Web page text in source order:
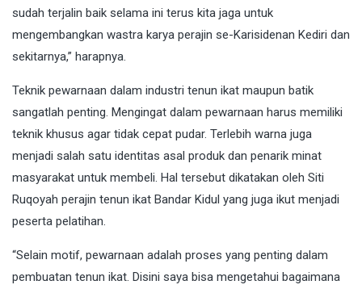
sudah terjalin baik selama ini terus kita jaga untuk
mengembangkan wastra karya perajin se-Karisidenan Kediri dan
sekitarnya,” harapnya.
Teknik pewarnaan dalam industri tenun ikat maupun batik
sangatlah penting. Mengingat dalam pewarnaan harus memiliki
teknik khusus agar tidak cepat pudar. Terlebih warna juga
menjadi salah satu identitas asal produk dan penarik minat
masyarakat untuk membeli. Hal tersebut dikatakan oleh Siti
Ruqoyah perajin tenun ikat Bandar Kidul yang juga ikut menjadi
peserta pelatihan.
“Selain motif, pewarnaan adalah proses yang penting dalam
pembuatan tenun ikat. Disini saya bisa mengetahui bagaimana